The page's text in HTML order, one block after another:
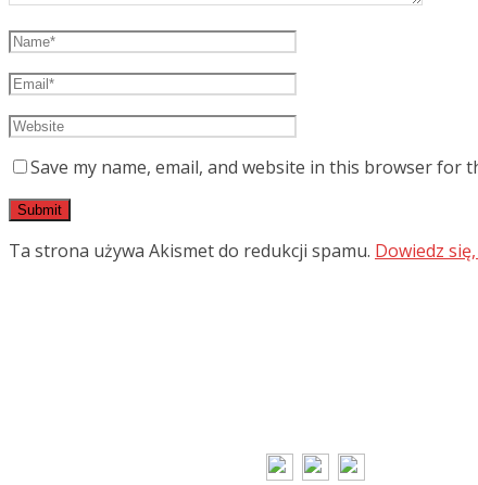
Save my name, email, and website in this browser for
Ta strona używa Akismet do redukcji spamu. Dowiedz